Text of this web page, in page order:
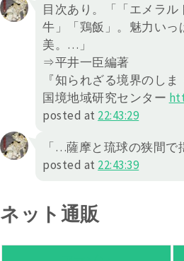
目次あり。「「エメラ
牛」「鶏飯」。魅力い
美。…」
⇒平井一臣編著
『知られざる境界のしま
国境地域研究センター
posted at 22:43:29
「…薩摩と琉球の狭間で
posted at 22:43:39
ネット通販